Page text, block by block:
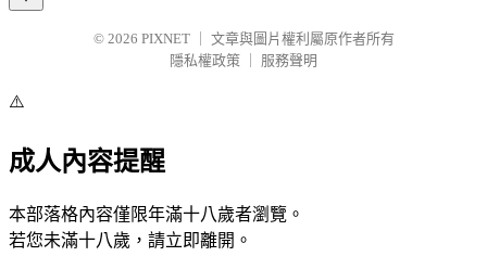
© 2026 PIXNET
文章與圖片權利屬原作者所有
隱私權政策
服務聲明
⚠️
成人內容提醒
本部落格內容僅限年滿十八歲者瀏覽。
若您未滿十八歲，請立即離開。